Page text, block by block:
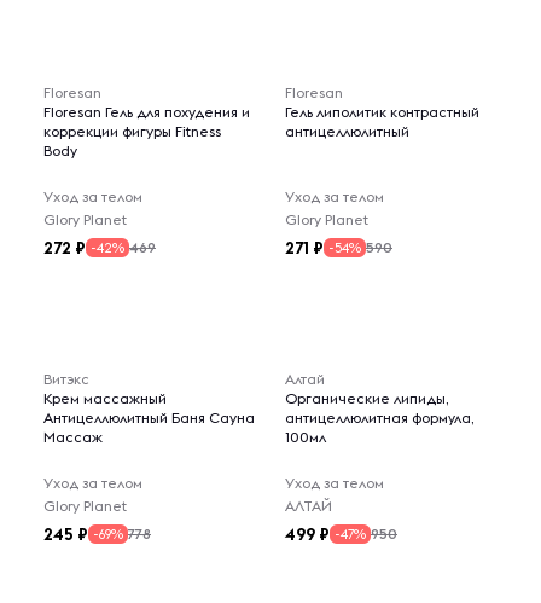
Floresan
Floresan Гель для похудения и
коррекции фигуры Fitness
Body
Уход за телом
Glory Planet
272 -42% 469
Floresan
Гель липолитик контрастный
антицеллюлитный
Уход за телом
Glory Planet
271 -54% 590
Витэкс
Крем массажный
Антицеллюлитный Баня Сауна
Массаж
Уход за телом
Glory Planet
245 -69% 778
Алтай
Органические липиды,
антицеллюлитная формула,
100мл
Уход за телом
АЛТАЙ
499 -47% 950